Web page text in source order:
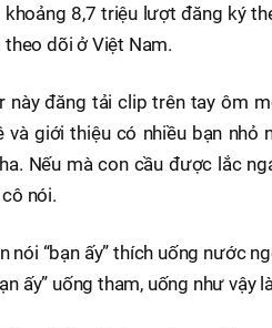
khoảng 8,7 triệu lượt đăng ký
dõi ở Việt Nam.
này đăng tải clip trên tay ôm
giới thiệu có nhiều bạn nhỏ
Nếu mà con cầu được lắc
nói.
nói “bạn ấy” thích uống nước
ấy” uống tham, uống như vậy